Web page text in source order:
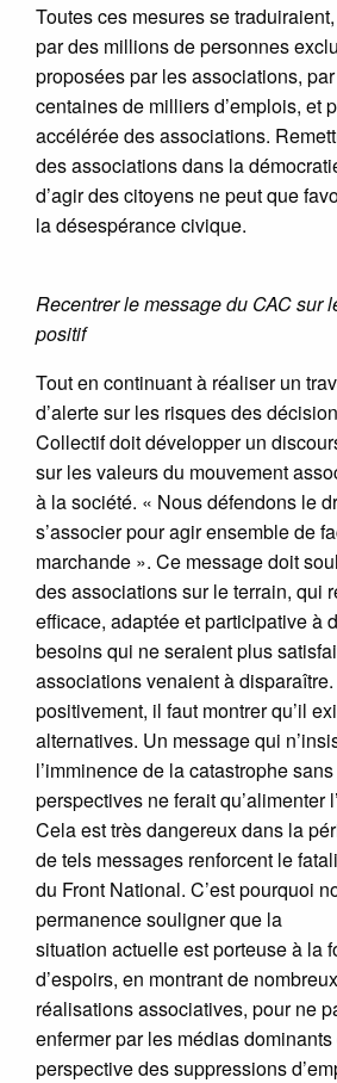
Toutes ces mesures se
par des millions de personnes
proposées par les associations,
centaines de milliers d’emplois, et
accélérée des associations.
des associations dans la
d’agir des citoyens ne peut que
la désespérance civique.
Recentrer le message du CAC sur
positif
Tout en continuant à réaliser un
d’alerte sur les risques des
Collectif doit développer un
sur les valeurs du mouvement
à la société. « Nous défendons le
s’associer pour agir ensemble de
marchande ». Ce message doit
des associations sur le terrain, qui
efficace, adaptée et participative à
besoins qui ne seraient plus
associations venaient à
positivement, il faut montrer qu’il
alternatives. Un message qui
l’imminence de la catastrophe
perspectives ne ferait qu’alimenter
Cela est très dangereux dans la
de tels messages renforcent le
du Front National. C’est pourquoi
permanence souligner que la
situation actuelle est porteuse à la
d’espoirs, en montrant de
réalisations associatives, pour ne
enfermer par les médias
perspective des suppressions